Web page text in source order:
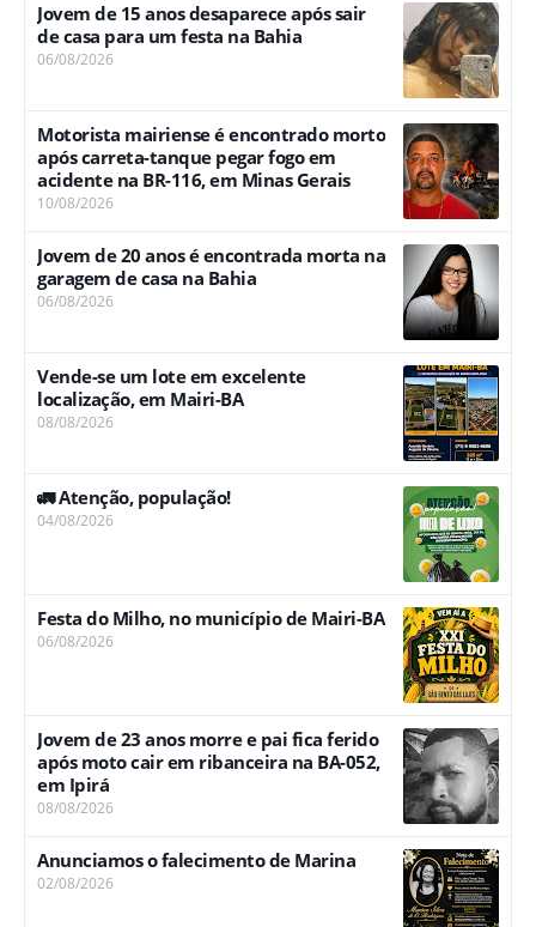
Jovem de 15 anos desaparece após sair
de casa para um festa na Bahia
06/08/2026
Motorista mairiense é encontrado morto
após carreta-tanque pegar fogo em
acidente na BR-116, em Minas Gerais
10/08/2026
Jovem de 20 anos é encontrada morta na
garagem de casa na Bahia
06/08/2026
Vende-se um lote em excelente
localização, em Mairi-BA
08/08/2026
🚛 Atenção, população!
04/08/2026
Festa do Milho, no município de Mairi-BA
06/08/2026
Jovem de 23 anos morre e pai fica ferido
após moto cair em ribanceira na BA-052,
em Ipirá
08/08/2026
Anunciamos o falecimento de Marina
02/08/2026